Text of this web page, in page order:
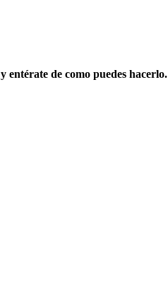
y entérate de como puedes hacerlo.